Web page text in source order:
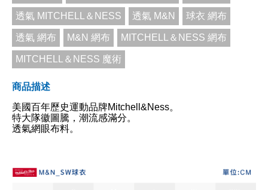
透氣 MITCHELL＆NESS 透氣 M&N 球衣 網布
透氣 網布 M&N 網布 MITCHELL＆NESS 網布
MITCHELL＆NESS 魔術
商品描述
美國百年歷史運動品牌Mitchell&Ness。
特大隊徽圖騰，潮流感滿分。
透氣網眼布料。